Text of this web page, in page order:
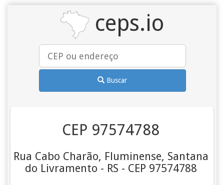
ceps.io
Buscar
CEP 97574788
Rua Cabo Charão, Fluminense, Santana
do Livramento - RS - CEP 97574788